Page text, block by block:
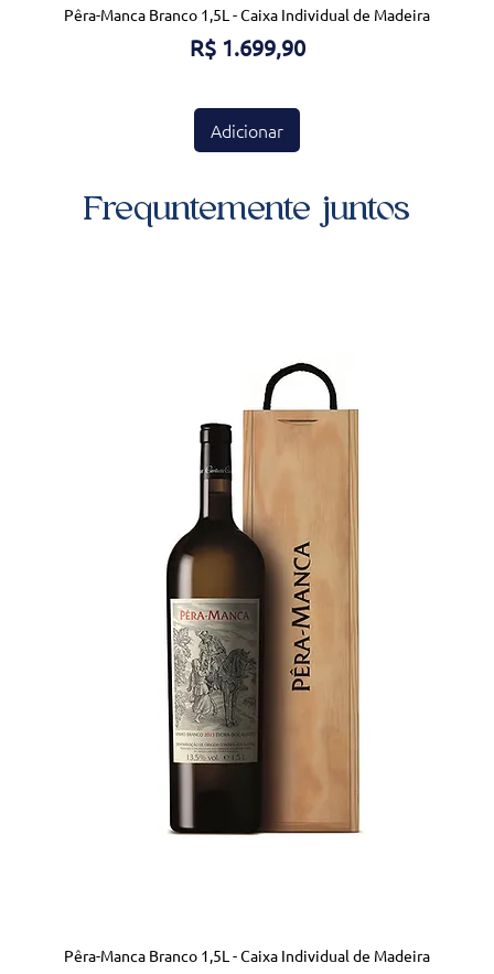
Pêra-Manca Branco 1,5L - Caixa Individual de Madeira
Preço
R$ 1.699,90
Adicionar
Frequntemente juntos
Pêra-Manca Branco 1,5L - Caixa Individual de Madeira